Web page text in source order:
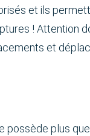
et ils
! Attention
et
possède plus